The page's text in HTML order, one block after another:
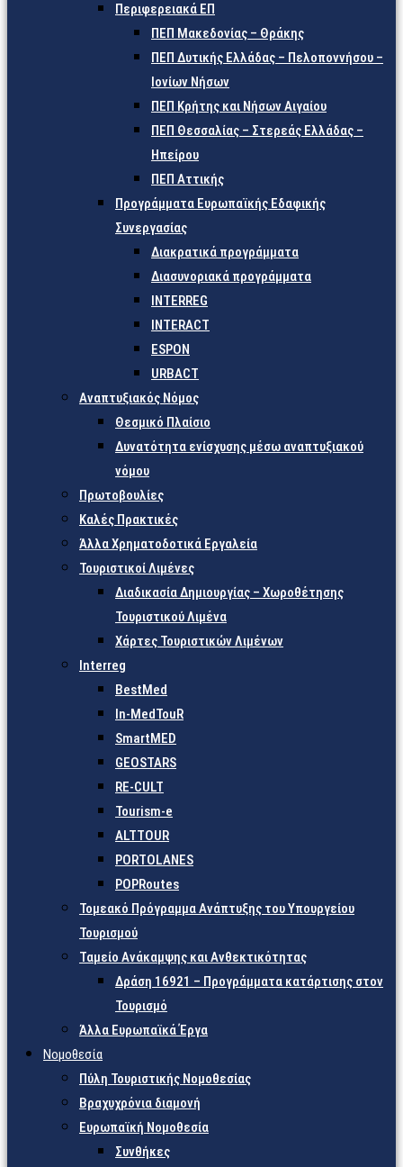
Περιφερειακά ΕΠ
ΠΕΠ Μακεδονίας – Θράκης
ΠΕΠ Δυτικής Ελλάδας – Πελοποννήσου –
Ιονίων Νήσων
ΠΕΠ Κρήτης και Νήσων Αιγαίου
ΠΕΠ Θεσσαλίας – Στερεάς Ελλάδας –
Ηπείρου
ΠΕΠ Αττικής
Προγράμματα Ευρωπαϊκής Εδαφικής
Συνεργασίας
Διακρατικά προγράμματα
Διασυνοριακά προγράμματα
INTERREG
INTERACT
ESPON
URBACT
Αναπτυξιακός Νόμος
Θεσμικό Πλαίσιο
Δυνατότητα ενίσχυσης μέσω αναπτυξιακού
νόμου
Πρωτοβουλίες
Καλές Πρακτικές
Άλλα Χρηματοδοτικά Εργαλεία
Τουριστικοί Λιμένες
Διαδικασία Δημιουργίας – Χωροθέτησης
Τουριστικού Λιμένα
Χάρτες Τουριστικών Λιμένων
Interreg
BestMed
In-MedTouR
SmartMED
GEOSTARS
RE-CULT
Tourism-e
ALTTOUR
PORTOLANES
POPRoutes
Τομεακό Πρόγραμμα Ανάπτυξης του Υπουργείου
Τουρισμού
Ταμείο Ανάκαμψης και Ανθεκτικότητας
Δράση 16921 – Προγράμματα κατάρτισης στον
Τουρισμό
Άλλα Ευρωπαϊκά Έργα
Νομοθεσία
Πύλη Τουριστικής Νομοθεσίας
Βραχυχρόνια διαμονή
Ευρωπαϊκή Νομοθεσία
Συνθήκες